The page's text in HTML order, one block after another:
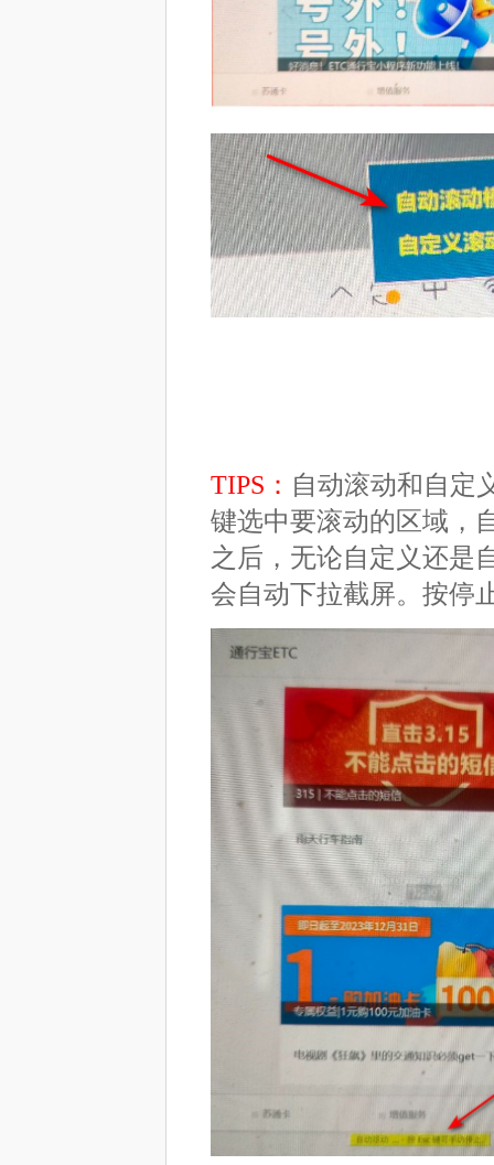
TIPS： 自动滚动和自定
键选中要滚动的区域，
之后，无论自定义还是
会自动下拉截屏。按停